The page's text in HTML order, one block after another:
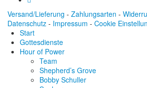
Versand/Lieferung - Zahlungsarten -
Datenschutz - Impressum - Cookie
Start
Gottesdienste
Hour of Power
Team
Shepherd’s Grove
Bobby Schuller